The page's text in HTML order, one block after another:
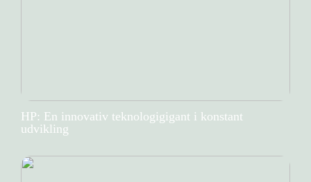
HP: En innovativ teknologigigant i konstant
udvikling